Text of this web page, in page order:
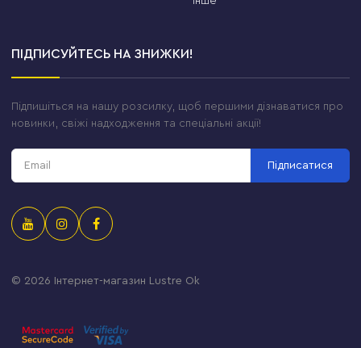
ПІДПИСУЙТЕСЬ НА ЗНИЖКИ!
Підпишіться на нашу розсилку, щоб першими дізнаватися про
новинки, свіжі надходження та спеціальні акції!
Підписатися
© 2026 Інтернет-магазин Lustre Ok